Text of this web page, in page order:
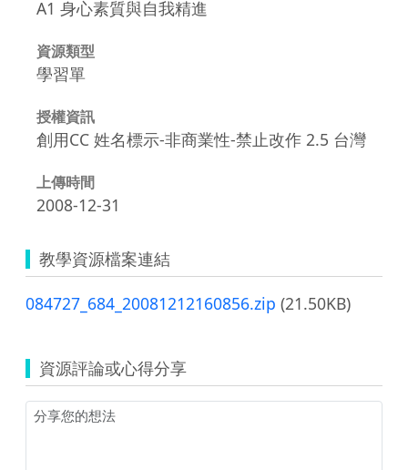
A1 身心素質與自我精進
資源類型
學習單
授權資訊
創用CC 姓名標示-非商業性-禁止改作 2.5 台灣
上傳時間
2008-12-31
教學資源檔案連結
084727_684_20081212160856.zip (21.50KB)
資源評論或心得分享